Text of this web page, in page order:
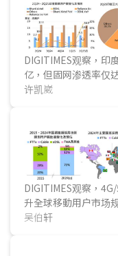
DIGITIMES观察，印
亿，但固网渗透率仅
固网市场正迎来关键
许凯崴
DIGITIMES观察，
升全球移動用户市场
动能。观察近五年
吴伯轩